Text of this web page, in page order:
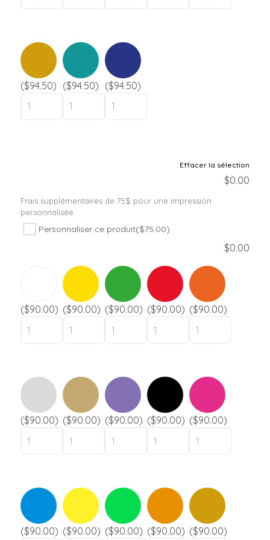
Camp de jour / Camp de vacances
Hôtel / Auberge
Établissement scolaire
liquidation
Support
($94.50) ($94.50) ($94.50)
Effacer la sélection
$0.00
Frais supplémentaires de 75$ pour une impression
personnalisée.
Personnaliser ce produit($75.00)
$0.00
($90.00) ($90.00) ($90.00) ($90.00) ($90.00)
($90.00) ($90.00) ($90.00) ($90.00) ($90.00)
($90.00) ($90.00) ($90.00) ($90.00) ($90.00)